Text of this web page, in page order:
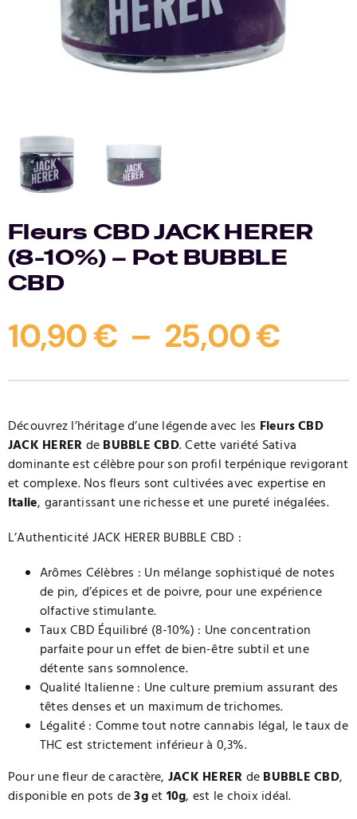
Contact
Fleurs CBD JACK HERER
(8-10%) – Pot BUBBLE
CBD
10,90€ – 25,00€
de
prix :
Découvrez l’héritage d’une légende avec les Fleurs CBD
JACK HERERdeBUBBLE CBD. Cette variété Sativa
dominante est célèbre pour son profil terpénique revigorant
et complexe. Nos fleurs sont cultivées avec expertise en
Italie, garantissant une richesse et une pureté inégalées.
L’Authenticité JACK HERER BUBBLE CBD :
Arômes Célèbres : Un mélange sophistiqué de notes
de pin, d’épices et de poivre, pour une expérience
olfactive stimulante.
Taux CBD Équilibré (8-10%) : Une concentration
parfaite pour un effet de bien-être subtil et une
détente sans somnolence.
Qualité Italienne : Une culture premium assurant des
têtes denses et un maximum de trichomes.
Légalité : Comme tout notre cannabis légal, le taux de
THC est strictement inférieur à 0,3%.
Pour une fleur de caractère, JACK HERERdeBUBBLE CBD,
disponible en pots de3get10g, est le choix idéal.